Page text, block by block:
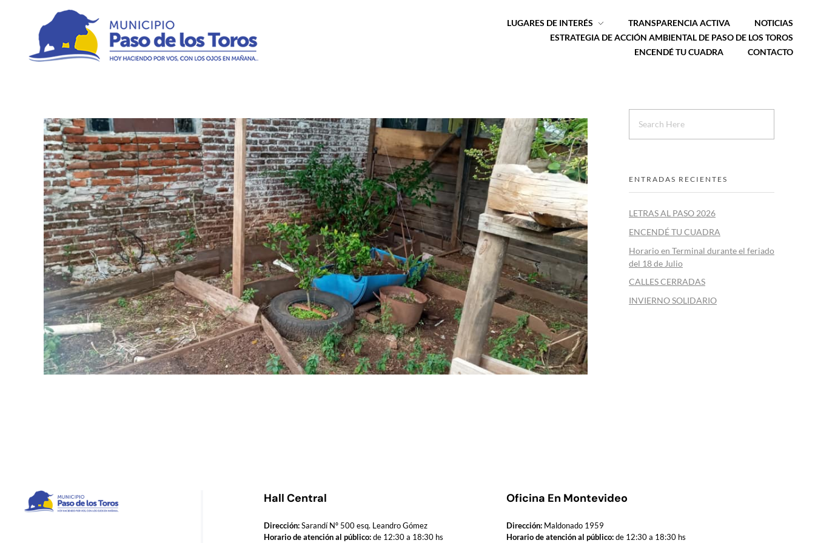
LUGARES DE INTERÉS TRANSPARENCIA ACTIVA
NOTICIAS
ESTRATEGIA DE ACCIÓN AMBIENTAL DE PASO DE LOS TOROS
ENCENDÉ TU CUADRA
CONTACTO
ENTRADAS RECIENTES
LETRAS AL PASO 2026
ENCENDÉ TU CUADRA
Horario en Terminal durante el feriado
del 18 de Julio
CALLES CERRADAS
INVIERNO SOLIDARIO
Hall Central
Dirección:Sarandí Nº 500 esq. Leandro Gómez
Horario de atención al público:de 12:30 a 18:30 hs
Oficina En Montevideo
Dirección:Maldonado 1959
Horario de atención al público:de 12:30 a 18:30 hs